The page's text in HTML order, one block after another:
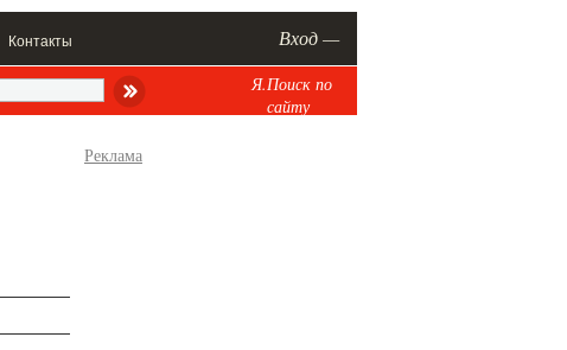
Контакты Вход —
Я.Поиск по
сайту
Реклама